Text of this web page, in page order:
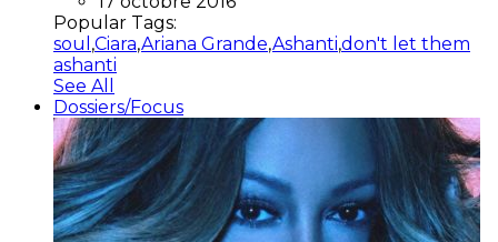
Popular Tags:
soul ,Ciara,Ariana Grande,Ashanti,don't let them
ashanti
See All
Dossiers/Focus